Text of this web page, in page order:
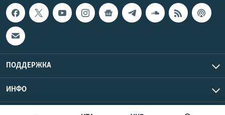
ПОДДЕРЖКА
ИНФО